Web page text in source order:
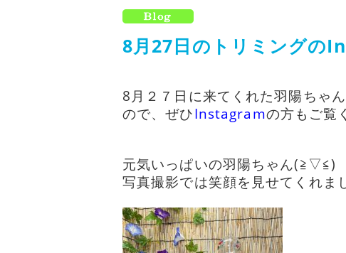
8月27日のトリミングの
8月２７日に来てくれた羽陽ちゃ
ので、ぜひInstagramの方もご覧
元気いっぱいの羽陽ちゃん(≧▽≦)
写真撮影では笑顔を見せてくれま